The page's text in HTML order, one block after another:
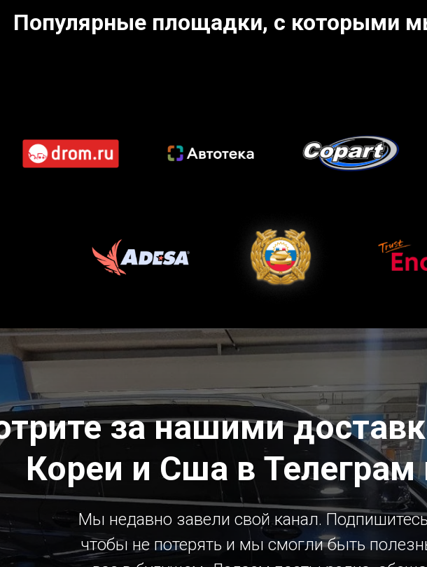
Популярные площадки, с которыми
за нашими
Кореи и Сша в Телеграм
Мы недавно завели свой канал.
чтобы не потерять и мы смогли быть